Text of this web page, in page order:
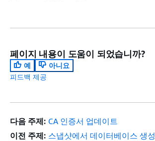
페이지 내용이 도움이 되었습니까?
예
아니요
피드백 제공
다음 주제: CA 인증서 업데이트
이전 주제: 스냅샷에서 데이터베이스 생성